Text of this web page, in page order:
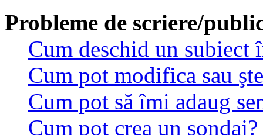
Probleme de scriere/
Cum deschid un subiect
Cum pot modifica sau
Cum pot să îmi adaug
Cum pot crea un sondaj?